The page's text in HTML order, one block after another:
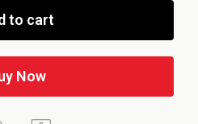
to cart
Now